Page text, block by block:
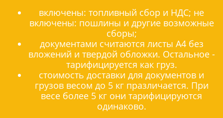
включены: топливный сбор и НДС; не
включены: пошлины и другие возможные
сборы;
документами считаются листы А4 без
вложений и твердой обложки. Остальное -
тарифицируется как груз.
стоимость доставки для документов и
грузов весом до 5 кг празличается. При
весе более 5 кг они тарифицируются
одинаково.